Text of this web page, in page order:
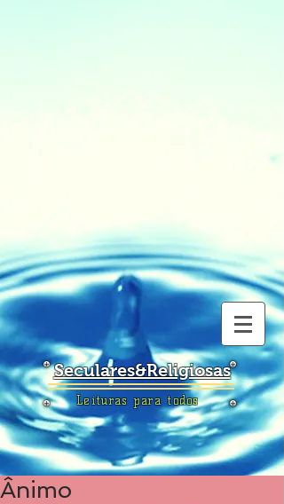
Seculares&Religiosas
Leituras para todos
Ânimo